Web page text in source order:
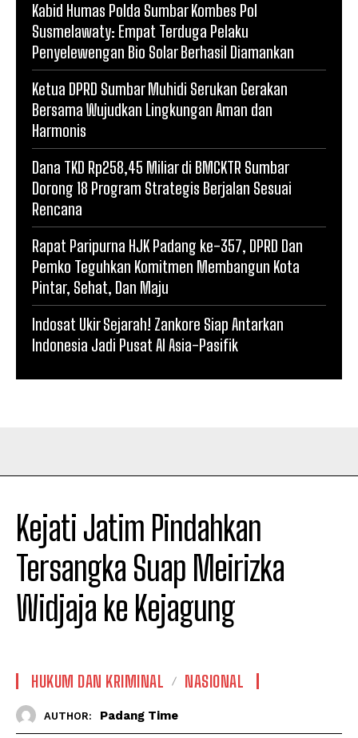
Kabid Humas Polda Sumbar Kombes Pol
Susmelawaty: Empat Terduga Pelaku
Penyelewengan Bio Solar Berhasil Diamankan
Ketua DPRD Sumbar Muhidi Serukan Gerakan
Bersama Wujudkan Lingkungan Aman dan
Harmonis
Dana TKD Rp258,45 Miliar di BMCKTR Sumbar
Dorong 18 Program Strategis Berjalan Sesuai
Rencana
Rapat Paripurna HJK Padang ke-357, DPRD Dan
Pemko Teguhkan Komitmen Membangun Kota
Pintar, Sehat, Dan Maju
Indosat Ukir Sejarah! Zankore Siap Antarkan
Indonesia Jadi Pusat AI Asia-Pasifik